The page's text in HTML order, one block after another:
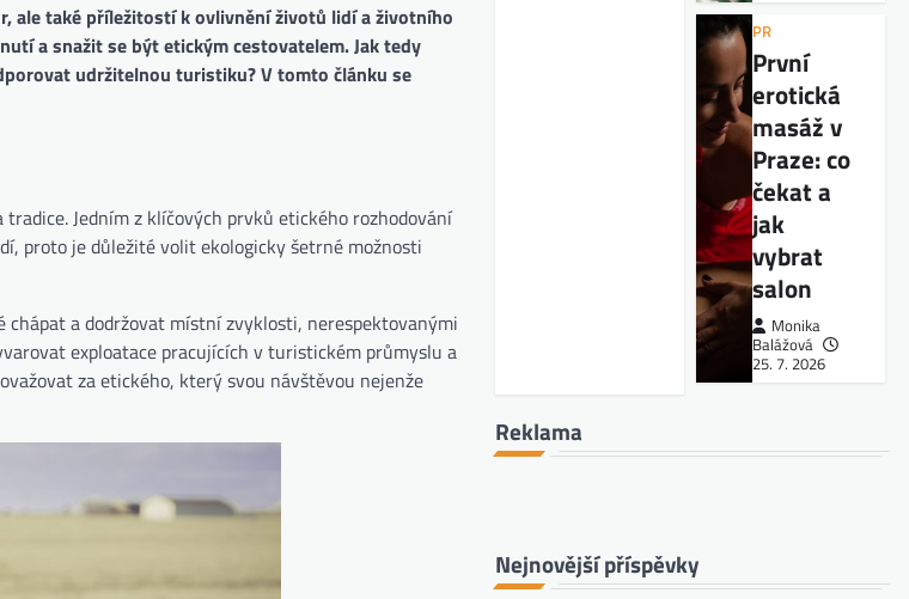
ale také příležitostí k ovlivnění životů lidí a životního
a snažit se být etickým cestovatelem. Jak tedy
udržitelnou turistiku? V tomto článku se
Jedním z klíčových prvků etického rozhodování
proto je důležité volit ekologicky šetrné možnosti
a dodržovat místní zvyklosti, nerespektovanými
exploatace pracujících v turistickém průmyslu a
za etického, který svou návštěvou nejenže
PR
První
erotická
masáž v
Praze: co
čekat a
jak
vybrat
salon
Monika
Balážová
25. 7. 2026
Reklama
Nejnovější příspěvky